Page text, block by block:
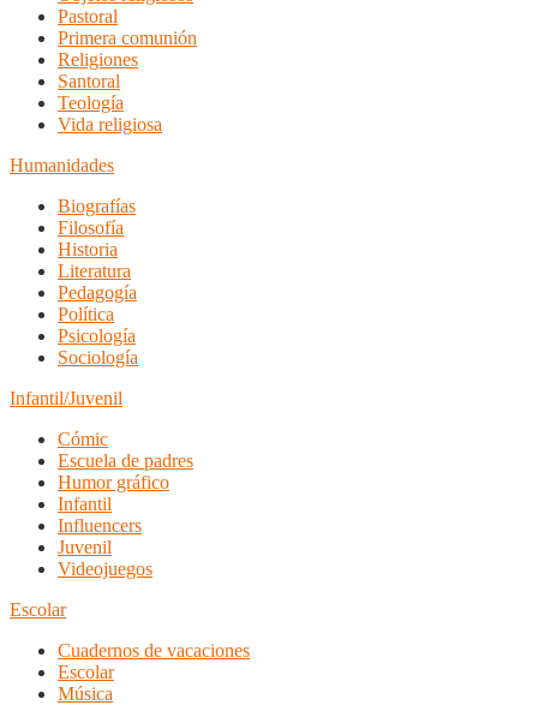
Pastoral
Primera comunión
Religiones
Santoral
Teología
Vida religiosa
Humanidades
Biografías
Filosofía
Historia
Literatura
Pedagogía
Política
Psicología
Sociología
Infantil/Juvenil
Cómic
Escuela de padres
Humor gráfico
Infantil
Influencers
Juvenil
Videojuegos
Escolar
Cuadernos de vacaciones
Escolar
Música